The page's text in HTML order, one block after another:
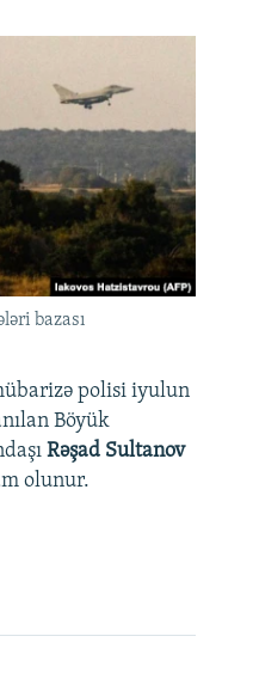
bazası
polisi iyulun
Böyük
Rəşad Sultanov
olunur.